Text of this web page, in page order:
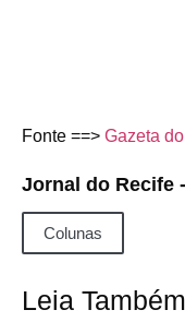
Fonte ==> Gazeta
Jornal do Recife
Colunas
Leia Também